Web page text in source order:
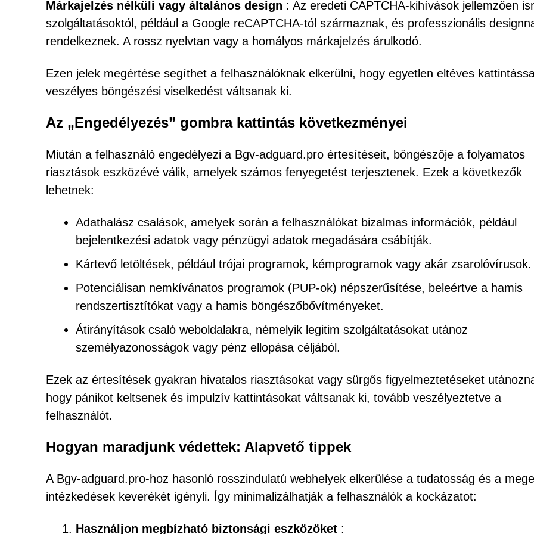
Márkajelzés nélküli vagy általános design : Az eredeti CAPTCHA-kihívások jellemzően
szolgáltatásoktól, például a Google reCAPTCHA-tól származnak, és professzionális
rendelkeznek. A rossz nyelvtan vagy a homályos márkajelzés árulkodó.
Ezen jelek megértése segíthet a felhasználóknak elkerülni, hogy egyetlen eltéves
veszélyes böngészési viselkedést váltsanak ki.
Az „Engedélyezés” gombra kattintás következményei
Miután a felhasználó engedélyezi a Bgv-adguard.pro értesítéseit, böngészője a folyamatos
riasztások eszközévé válik, amelyek számos fenyegetést terjesztenek. Ezek a következők
lehetnek:
Adathalász csalások, amelyek során a felhasználókat bizalmas információk, például
bejelentkezési adatok vagy pénzügyi adatok megadására csábítják.
Kártevő letöltések, például trójai programok, kémprogramok vagy akár zsarolóvírusok.
Potenciálisan nemkívánatos programok (PUP-ok) népszerűsítése, beleértve a hamis
rendszertisztítókat vagy a hamis böngészőbővítményeket.
Átirányítások csaló weboldalakra, némelyik legitim szolgáltatásokat utánoz
személyazonosságok vagy pénz ellopása céljából.
Ezek az értesítések gyakran hivatalos riasztásokat vagy sürgős figyelmeztetéseket
hogy pánikot keltsenek és impulzív kattintásokat váltsanak ki, tovább veszélyeztetve a
felhasználót.
Hogyan maradjunk védettek: Alapvető tippek
A Bgv-adguard.pro-hoz hasonló rosszindulatú webhelyek elkerülése a tudatosság és a
intézkedések keverékét igényli. Így minimalizálhatják a felhasználók a kockázatot:
Használjon megbízható biztonsági eszközöket :